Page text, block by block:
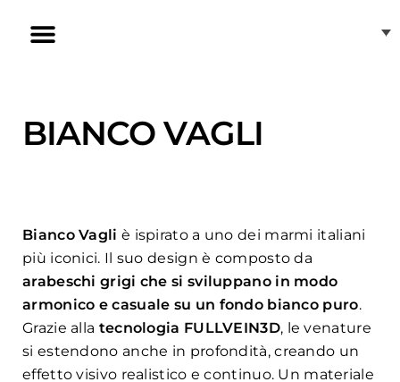
BIANCO VAGLI
Bianco Vagli è ispirato a uno dei marmi italiani
più iconici. Il suo design è composto da
arabeschi grigi che si sviluppano in modo
armonico e casuale su un fondo bianco puro.
Grazie alla tecnologia FULLVEIN3D, le venature
si estendono anche in profondità, creando un
effetto visivo realistico e continuo. Un materiale